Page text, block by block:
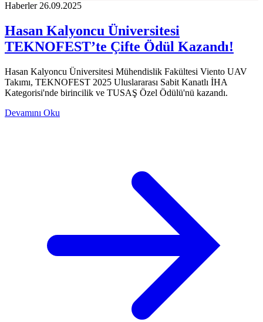
Haberler 26.09.2025
Hasan Kalyoncu Üniversitesi
TEKNOFEST’te Çifte Ödül Kazandı!
Hasan Kalyoncu Üniversitesi Mühendislik Fakültesi Viento UAV
Takımı, TEKNOFEST 2025 Uluslararası Sabit Kanatlı İHA
Kategorisi'nde birincilik ve TUSAŞ Özel Ödülü'nü kazandı.
Devamını Oku